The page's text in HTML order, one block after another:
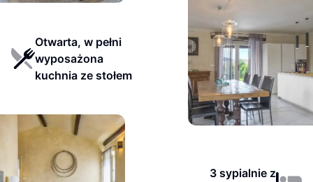
Otwarta, w pełni
wyposażona
kuchnia ze stołem
3 sypialnie z